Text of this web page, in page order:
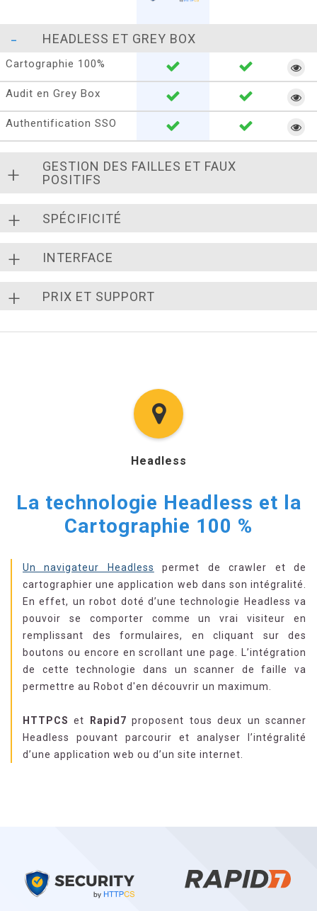
HEADLESS ET GREY BOX
Cartographie 100%
Audit en Grey Box
Authentification SSO
GESTION DES FAILLES ET FAUX
POSITIFS
SPÉCIFICITÉ
INTERFACE
PRIX ET SUPPORT
Headless
La technologie Headless et la
Cartographie 100 %
Un navigateur Headless
permet de crawler et de
cartographier une application web dans son intégralité.
En effet, un robot doté d’une technologie Headless va
pouvoir se comporter comme un vrai visiteur en
remplissant des formulaires, en cliquant sur des
boutons ou encore en scrollant une page. L’intégration
de cette technologie dans un scanner de faille va
permettre au Robot d'en découvrir un maximum.
HTTPCS et Rapid7 proposent tous deux un scanner
Headless pouvant parcourir et analyser l’intégralité
d’une application web ou d’un site internet.